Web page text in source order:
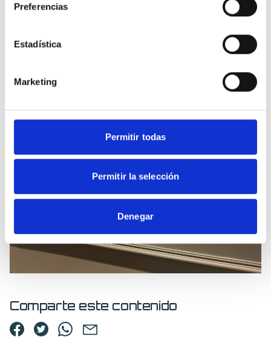
Preferencias
Estadística
Marketing
Permitir todas
Permitir la selección
Denegar
Comparte este contenido